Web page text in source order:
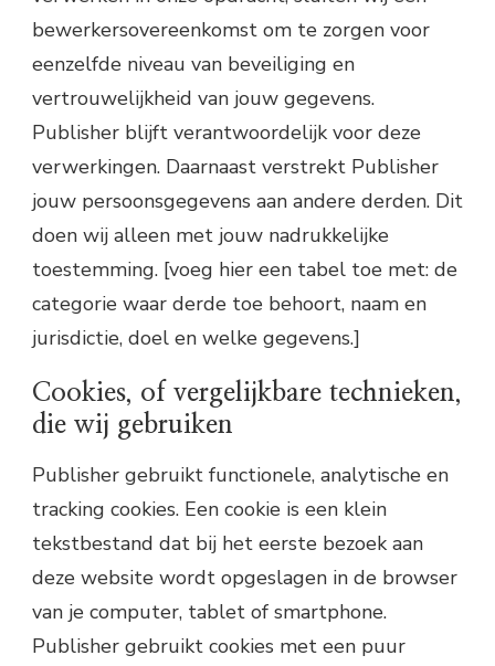
bewerkersovereenkomst om te zorgen voor
eenzelfde niveau van beveiliging en
vertrouwelijkheid van jouw gegevens.
Publisher blijft verantwoordelijk voor deze
verwerkingen. Daarnaast verstrekt Publisher
jouw persoonsgegevens aan andere derden. Dit
doen wij alleen met jouw nadrukkelijke
toestemming. [voeg hier een tabel toe met: de
categorie waar derde toe behoort, naam en
jurisdictie, doel en welke gegevens.]
Cookies, of vergelijkbare technieken,
die wij gebruiken
Publisher gebruikt functionele, analytische en
tracking cookies. Een cookie is een klein
tekstbestand dat bij het eerste bezoek aan
deze website wordt opgeslagen in de browser
van je computer, tablet of smartphone.
Publisher gebruikt cookies met een puur